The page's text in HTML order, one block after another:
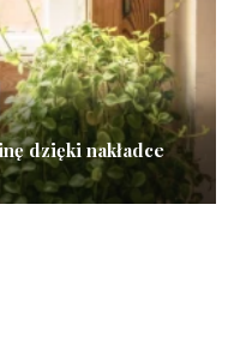
dzięki nakładce